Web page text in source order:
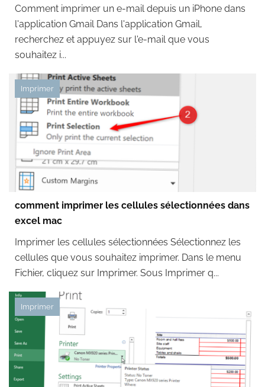
Comment imprimer un e-mail depuis un iPhone dans
l'application Gmail Dans l'application Gmail,
recherchez et appuyez sur l'e-mail que vous
souhaitez i...
Imprimer
comment imprimer les cellules sélectionnées dans
excel mac
Imprimer les cellules sélectionnées Sélectionnez les
cellules que vous souhaitez imprimer. Dans le menu
Fichier, cliquez sur Imprimer. Sous Imprimer q...
Imprimer